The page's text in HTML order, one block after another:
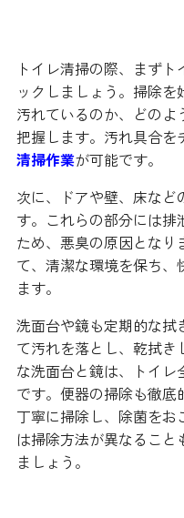
トイレ清掃の際、まず
ックしましょう。掃除
汚れているのか、どの
把握します。汚れ具合を
清掃作業が可能です。
次に、ドアや壁、床など
す。これらの部分には
ため、悪臭の原因となり
て、清潔な環境を保ち、
ます。
洗面台や鏡も定期的な拭
て汚れを落とし、乾拭
な洗面台と鏡は、トイ
です。便器の掃除も徹
丁寧に掃除し、除菌を
は掃除方法が異なること
ましょう。